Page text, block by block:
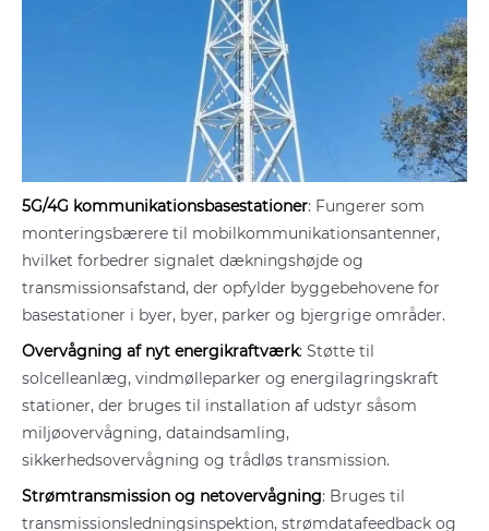
5G/4G kommunikationsbasestationer: Fungerer som
monteringsbærere til mobilkommunikationsantenner,
hvilket forbedrer signalet dækningshøjde og
transmissionsafstand, der opfylder byggebehovene for
basestationer i byer, byer, parker og bjergrige områder.
Overvågning af nyt energikraftværk: Støtte til
solcelleanlæg, vindmølleparker og energilagringskraft
stationer, der bruges til installation af udstyr såsom
miljøovervågning, dataindsamling,
sikkerhedsovervågning og trådløs transmission.
Strømtransmission og netovervågning: Bruges til
transmissionsledningsinspektion, strømdatafeedback og